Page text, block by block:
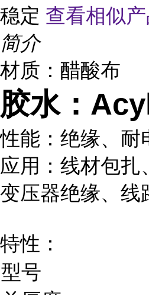
稳定 查看相似
简介
材质：醋酸布
胶水：
性能：绝缘、耐
应用：线材包扎
变压器绝缘、线
特性：
型号